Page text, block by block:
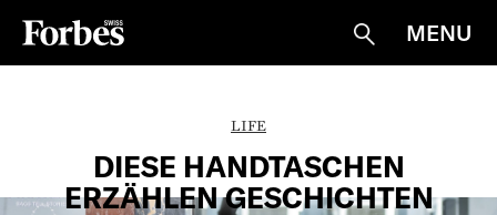
Suche
MENU
LIFE
DIESE HANDTASCHEN
ERZÄHLEN GESCHICHTEN